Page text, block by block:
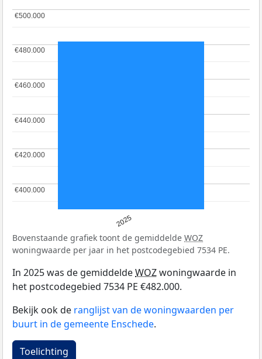
2025
€400.000
€400.000
€420.000
€420.000
€440.000
€440.000
€460.000
€460.000
€480.000
€480.000
€500.000
€500.000
Bovenstaande grafiek toont de gemiddelde WOZ
woningwaarde per jaar in het postcodegebied 7534 PE.
In 2025 was de gemiddeldeWOZwoningwaarde in
het postcodegebied 7534 PE €482.000.
Bekijk ook de ranglijst van de woningwaarden per
buurt in de gemeente Enschede.
Toelichting